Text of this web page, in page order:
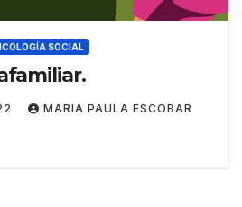
SOCIAL
MARIA PAULA ESCOBAR